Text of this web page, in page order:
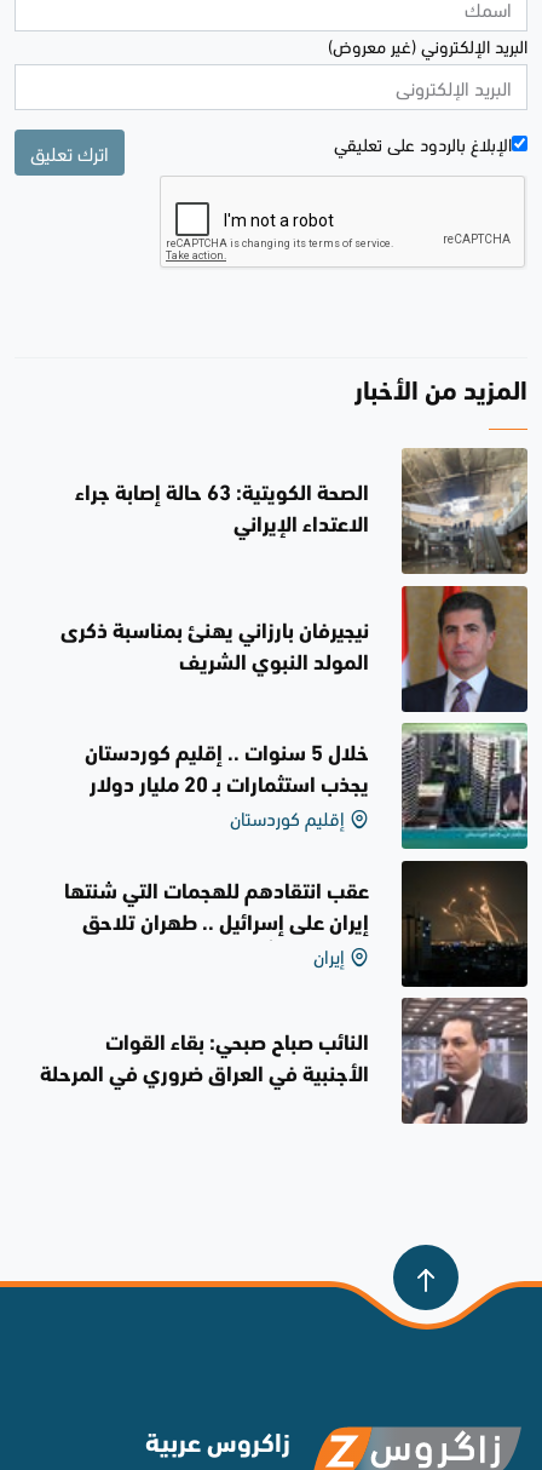
البريد الإلكتروني (غير معروض)
الإبلاغ بالردود علی تعليقي اترك تعليق
المزيد من الأخبار
الصحة الكويتية: 63 حالة إصابة جراء
الاعتداء الإيراني
نيجيرفان بارزاني يهنئ بمناسبة ذكرى
المولد النبوي الشريف
خلال 5 سنوات .. إقليم كوردستان
يجذب استثمارات بـ 20 مليار دولار
إقليم كوردستان
عقب انتقادهم للهجمات التي شنتها
إيران على إسرائيل .. طهران تلاحق
إعلاميين وكُتاب
إيران
النائب صباح صبحي: بقاء القوات
الأجنبية في العراق ضروري في المرحلة
زاكروس عربية